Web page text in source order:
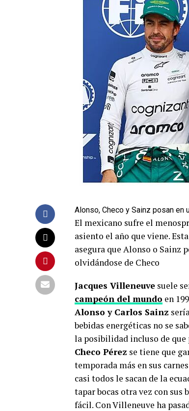
Alonso, Checo y Sainz posan en
El mexicano sufre el
asiento el año que viene.
asegura que Alonso o Sainz
olvidándose de Checo
Jacques Villeneuve suele
campeón del mundo en
Alonso y Carlos Sainz
bebidas energéticas no se
la posibilidad incluso de
Checo Pérez se tiene que
temporada más en sus
casi todos le sacan de la
tapar bocas otra vez con sus
fácil. Con Villeneuve ha